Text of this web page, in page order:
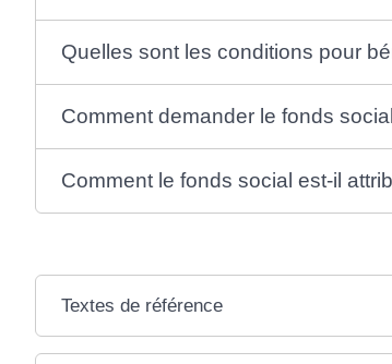
Quelles sont les conditions pour
Comment demander le fonds
Comment le fonds social est-il
Textes de référence